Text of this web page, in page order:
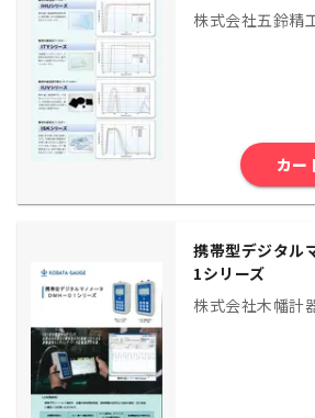
株式会社五鈴精
カー
携帯型デジタ
1シリーズ
株式会社木幡計